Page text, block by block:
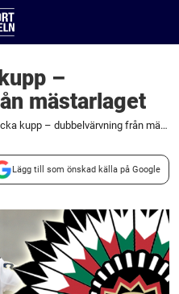
–
mästarlaget
Frölundas fräcka kupp – dubbelvärvning från mästarlaget
Lägg till som önskad källa på Google